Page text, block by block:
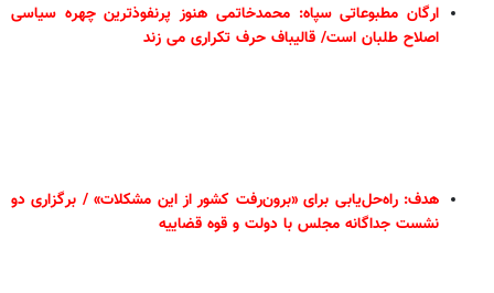
ارگان مطبوعاتی سپاه: محمدخاتمی هنوز پرنفوذترین چهره سیاسی
اصلاح طلبان است/ قالیباف حرف تکراری می زند
هدف: راه‌حل‌یابی برای «برون‌رفت کشور از این مشکلات» / برگزاری دو
نشست جداگانه مجلس با دولت و قوه قضاییه